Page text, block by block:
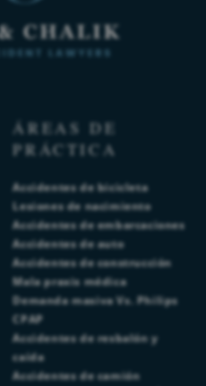
ÁREAS DE
PRÁCTICA
Accidentes de bicicleta
Lesiones de nacimiento
Accidentes de embarcaciones
Accidentes de auto
Accidentes de construcción
Mala praxis médica
Demanda masiva Vs. Philips
CPAP
Accidentes de resbalón y
caída
Accidentes de camión